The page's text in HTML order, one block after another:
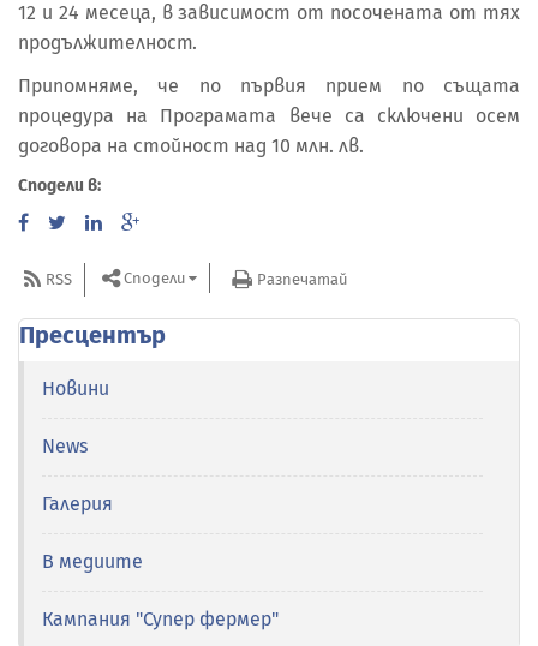
12 и 24 месеца, в зависимост от посочената от тях
продължителност.
Припомняме, че по първия прием по същата
процедура на Програмата вече са сключени осем
договора на стойност над 10 млн. лв.
Сподели в:
RSS Сподели Разпечатай
Пресцентър
Новини
News
Галерия
В медиите
Кампания "Супер фермер"